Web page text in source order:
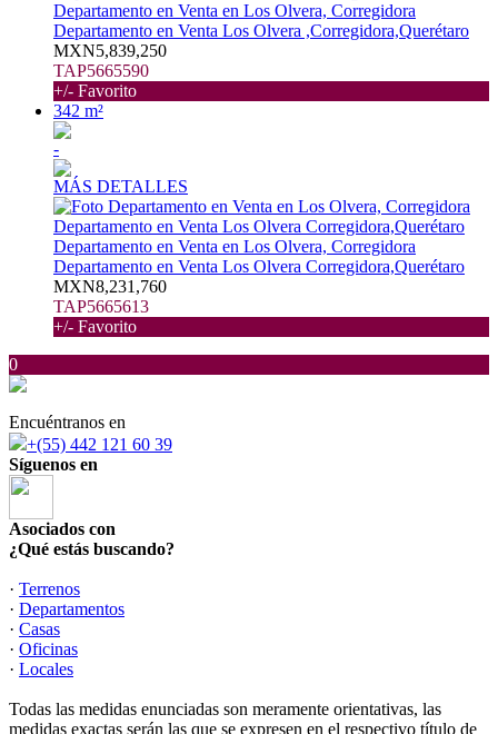
Departamento en Venta en Los Olvera, Corregidora
Departamento en Venta Los Olvera ,Corregidora,Querétaro
MXN5,839,250
TAP5665590
+/- Favorito
342 m²
-
MÁS DETALLES
Departamento en Venta en Los Olvera, Corregidora
Departamento en Venta Los Olvera Corregidora,Querétaro
MXN8,231,760
TAP5665613
+/- Favorito
0
Encuéntranos en
+(55) 442 121 60 39
Síguenos en
Asociados con
¿Qué estás buscando?
· Terrenos
· Departamentos
· Casas
· Oficinas
· Locales
Todas las medidas enunciadas son meramente orientativas, las
medidas exactas serán las que se expresen en el respectivo título de